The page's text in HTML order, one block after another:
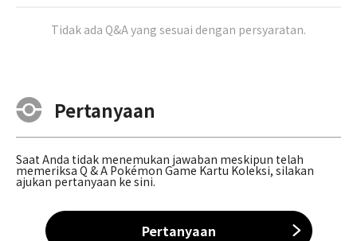
Tidak ada Q&A yang sesuai dengan persyaratan.
Pertanyaan
Saat Anda tidak menemukan jawaban meskipun telah
memeriksa Q & A Pokémon Game Kartu Koleksi, silakan
ajukan pertanyaan ke sini.
Pertanyaan